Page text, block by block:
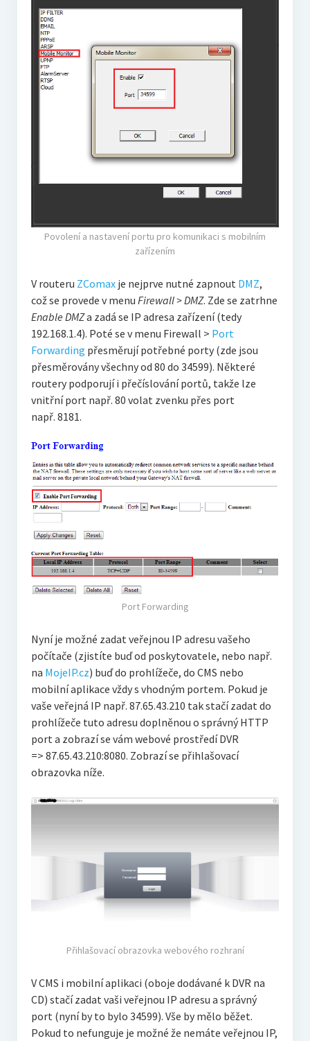
Povolení a nastavení portu pro komunikaci s mobilním
zařízením
V routeru ZComaxje nejprve nutné zapnout DMZ,
což se provede v menu Firewall > DMZ. Zde se zatrhne
Enable DMZa zadá se IP adresa zařízení (tedy
192.168.1.4). Poté se v menu Firewall > Port
Forwarding přesměrují potřebné porty (zde jsou
přesměrovány všechny od 80 do 34599). Některé
routery podporují i přečíslování portů, takže lze
vnitřní port např. 80 volat zvenku přes port
např. 8181.
Port Forwarding
Nyní je možné zadat veřejnou IP adresu vašeho
počítače (zjistíte buď od poskytovatele, nebo např.
na MojeIP.cz) buď do prohlížeče, do CMS nebo
mobilní aplikace vždy s vhodným portem. Pokud je
vaše veřejná IP např. 87.65.43.210 tak stačí zadat do
prohlížeče tuto adresu doplněnou o správný HTTP
port a zobrazí se vám webové prostředí DVR
=> 87.65.43.210:8080. Zobrazí se přihlašovací
obrazovka níže.
Přihlašovací obrazovka webového rozhraní
V CMS i mobilní aplikaci (oboje dodávané k DVR na
CD) stačí zadat vaši veřejnou IP adresu a správný
port (nyní by to bylo 34599). Vše by mělo běžet.
Pokud to nefunguje je možné že nemáte veřejnou IP,